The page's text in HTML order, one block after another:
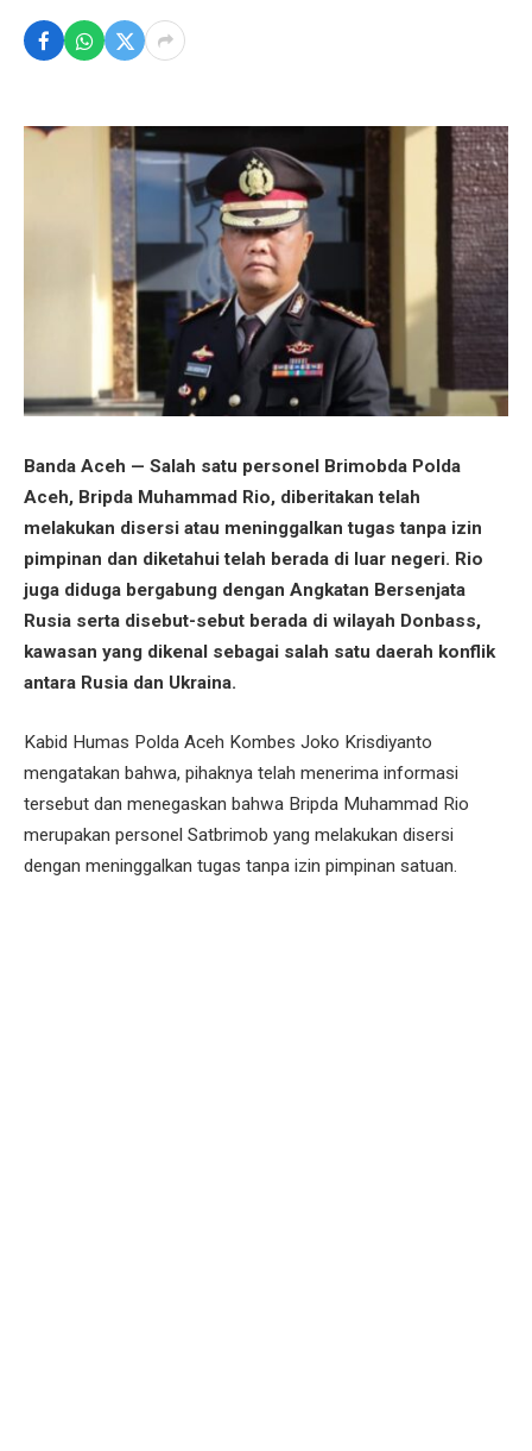
Banda Aceh — Salah satu personel Brimobda Polda
Aceh, Bripda Muhammad Rio, diberitakan telah
melakukan disersi atau meninggalkan tugas tanpa izin
pimpinan dan diketahui telah berada di luar negeri. Rio
juga diduga bergabung dengan Angkatan Bersenjata
Rusia serta disebut-sebut berada di wilayah Donbass,
kawasan yang dikenal sebagai salah satu daerah konflik
antara Rusia dan Ukraina.
Kabid Humas Polda Aceh Kombes Joko Krisdiyanto
mengatakan bahwa, pihaknya telah menerima informasi
tersebut dan menegaskan bahwa Bripda Muhammad Rio
merupakan personel Satbrimob yang melakukan disersi
dengan meninggalkan tugas tanpa izin pimpinan satuan.